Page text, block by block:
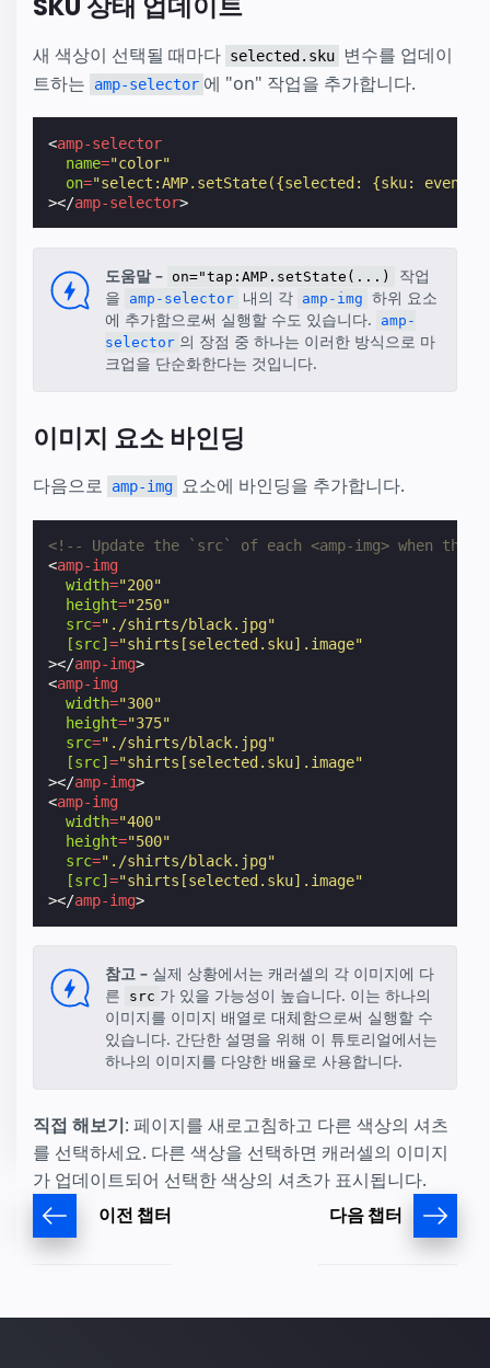
새 색상이 선택될 때마다 selected.sku
변수를 업데이
트하는
amp-selector 에 "on" 작업을 추가합니다.
<amp-selector
name="color"
on="select:AMP.setState({selected: {sku:
></amp-selector>
도움말 – on="tap:AMP.setState(...)
작업
을
amp-selector 내의 각 amp-img 하위 요소
에 추가함으로써 실행할 수도 있습니다.
amp-
selector 의 장점 중 하나는 이러한 방식으로 마
크업을 단순화한다는 것입니다.
이미지 요소 바인딩
다음으로 amp-img 요소에 바인딩을 추가합니다.
<!-- Update the `src` of each <amp-img> when the
<amp-img
width="200"
height="250"
src="./shirts/black.jpg"
[src]="shirts[selected.sku].image"
></amp-img>
<amp-img
width="300"
height="375"
src="./shirts/black.jpg"
[src]="shirts[selected.sku].image"
></amp-img>
<amp-img
width="400"
height="500"
src="./shirts/black.jpg"
[src]="shirts[selected.sku].image"
></amp-img>
참고 – 실제 상황에서는 캐러셀의 각 이미지에 다
른
src 가 있을 가능성이 높습니다. 이는 하나의
이미지를 이미지 배열로 대체함으로써 실행할 수
있습니다. 간단한 설명을 위해 이 튜토리얼에서는
하나의 이미지를 다양한 배율로 사용합니다.
직접 해보기: 페이지를 새로고침하고 다른 색상의 셔츠
를 선택하세요. 다른 색상을 선택하면 캐러셀의 이미지
가 업데이트되어 선택한 색상의 셔츠가 표시됩니다.
이전 챕터 다음 챕터